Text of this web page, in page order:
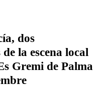
dos
la escena local
Gremi de Palma